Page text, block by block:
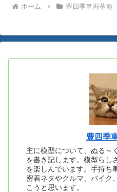
ホーム 豊四季車両基地
豊四季
主に模型について、ぬる～
を書き記します。模型らし
を楽しんでいます。手持ち
密着ネタやクルマ、バイク
こうと思います。